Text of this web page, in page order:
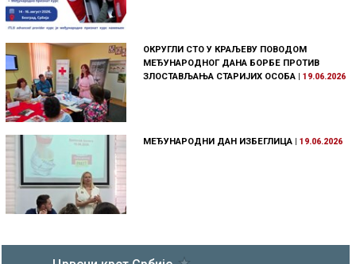
ОКРУГЛИ СТО У КРАЉЕВУ ПОВОДОМ
МЕЂУНАРОДНОГ ДАНА БОРБЕ ПРОТИВ
ЗЛОСТАВЉАЊА СТАРИЈИХ ОСОБА |19.06.2026
МЕЂУНАРОДНИ ДАН ИЗБЕГЛИЦА |19.06.2026